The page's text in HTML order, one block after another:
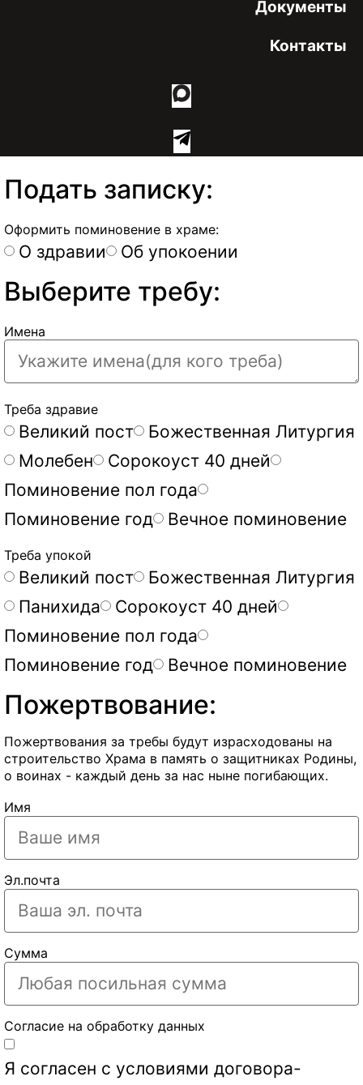
Документы
Контакты
Подать записку:
Оформить поминовение в храме:
О здравии Об упокоении
Выберите требу:
Имена
Треба здравие
Великий пост
Божественная Литургия
Молебен
Сорокоуст 40 дней
Поминовение пол года
Поминовение год
Вечное поминовение
Треба упокой
Великий пост
Божественная Литургия
Панихида
Сорокоуст 40 дней
Поминовение пол года
Поминовение год
Вечное поминовение
Пожертвование:
Пожертвования за требы будут израсходованы на
строительство Храма в память о защитниках Родины,
о воинах - каждый день за нас ныне погибающих.
Имя
Эл.почта
Сумма
Согласие на обработку данных
Я согласен с условиями договора-